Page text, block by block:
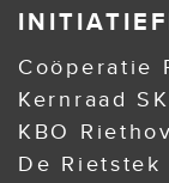
Coöperatie
Kernraad
KBO
De Rietstek